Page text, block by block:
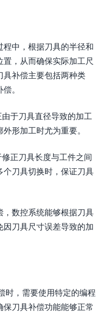
程中，根据刀具的半径和
，从而确保实际加工尺
具补偿主要包括两种类
。
于刀具直径导致的加工
形加工时尤为重要。
正刀具长度与工件之间
个刀具切换时，保证刀具
数控系统能够根据刀具
刀具尺寸误差导致的加
时，需要使用特定的编程
刀具补偿功能能够正常